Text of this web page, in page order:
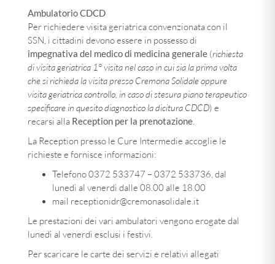
Ambulatorio CDCD
Per richiedere visita geriatrica convenzionata con il
SSN, i cittadini devono essere in possesso di
impegnativa del medico di medicina generale (richiesta
di visita geriatrica 1° visita nel caso in cui sia la prima volta
che si richieda la visita presso Cremona Solidale oppure
visita geriatrica controllo, in caso di stesura piano terapeutico
specificare in quesito diagnostico la dicitura CDCD) e
recarsi alla Reception per la prenotazione
La Reception presso le Cure Intermedie accoglie le
richieste e fornisce informazioni:
Telefono 0372 533747 – 0372 533736, dal
lunedì al venerdì dalle 08.00 alle 18.00
mail receptionidr@cremonasolidale.it
Le prestazioni dei vari ambulatori vengono erogate dal
lunedì al venerdì esclusi i festivi.
Per scaricare le carte dei servizi e relativi allegati